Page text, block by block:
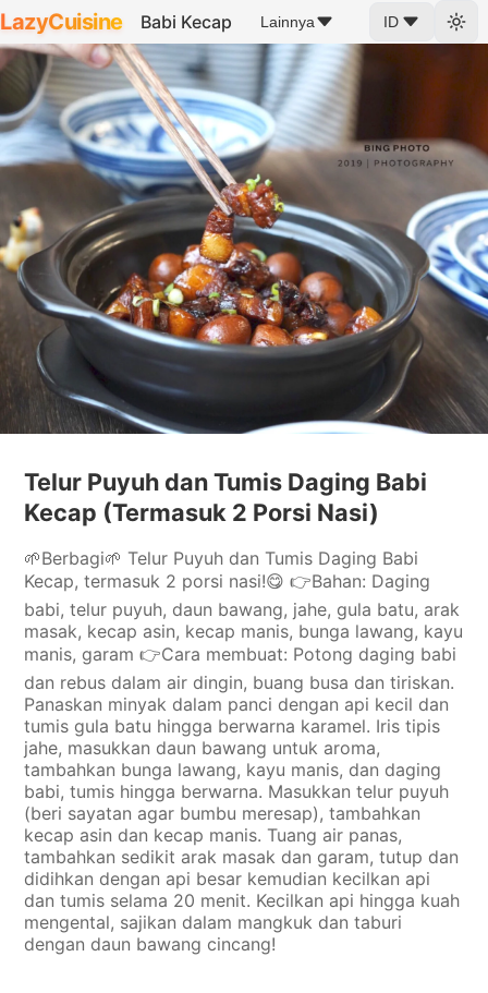
LazyCuisine Babi Kecap Lainnya ID
Telur Puyuh dan Tumis Daging Babi
Kecap (Termasuk 2 Porsi Nasi)
🌱Berbagi🌱 Telur Puyuh dan Tumis Daging Babi
Kecap, termasuk 2 porsi nasi!😋 👉Bahan: Daging
babi, telur puyuh, daun bawang, jahe, gula batu, arak
masak, kecap asin, kecap manis, bunga lawang, kayu
manis, garam 👉Cara membuat: Potong daging babi
dan rebus dalam air dingin, buang busa dan tiriskan.
Panaskan minyak dalam panci dengan api kecil dan
tumis gula batu hingga berwarna karamel. Iris tipis
jahe, masukkan daun bawang untuk aroma,
tambahkan bunga lawang, kayu manis, dan daging
babi, tumis hingga berwarna. Masukkan telur puyuh
(beri sayatan agar bumbu meresap), tambahkan
kecap asin dan kecap manis. Tuang air panas,
tambahkan sedikit arak masak dan garam, tutup dan
didihkan dengan api besar kemudian kecilkan api
dan tumis selama 20 menit. Kecilkan api hingga kuah
mengental, sajikan dalam mangkuk dan taburi
dengan daun bawang cincang!